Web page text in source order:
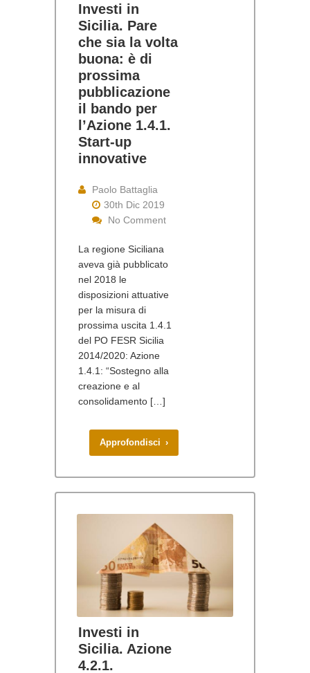
Investi in
Sicilia. Pare
che sia la volta
buona: è di
prossima
pubblicazione
il bando per
l’Azione 1.4.1.
Start-up
innovative
Paolo Battaglia
30th Dic 2019
No Comment
La regione Siciliana
aveva già pubblicato
nel 2018 le
disposizioni attuative
per la misura di
prossima uscita 1.4.1
del PO FESR Sicilia
2014/2020: Azione
1.4.1: “Sostegno alla
creazione e al
consolidamento […]
Approfondisci ›
Investi in
Sicilia. Azione
4.2.1.